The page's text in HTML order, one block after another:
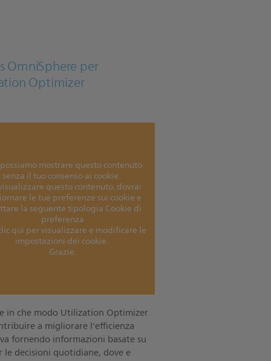
OmniSphere per
Optimizer
mostrare questo contenuto
senza il tuo consenso ai cookie.
questo contenuto, dovrai
le tue preferenze sui cookie e
la seguente tipologia Cookie di
preferenza
qui per visualizzare e modificare le
impostazioni dei cookie.
Grazie.
in che modo Utilization Optimizer
a migliorare l'efficienza
fornendo informazioni basate su
le decisioni quotidiane, dove e